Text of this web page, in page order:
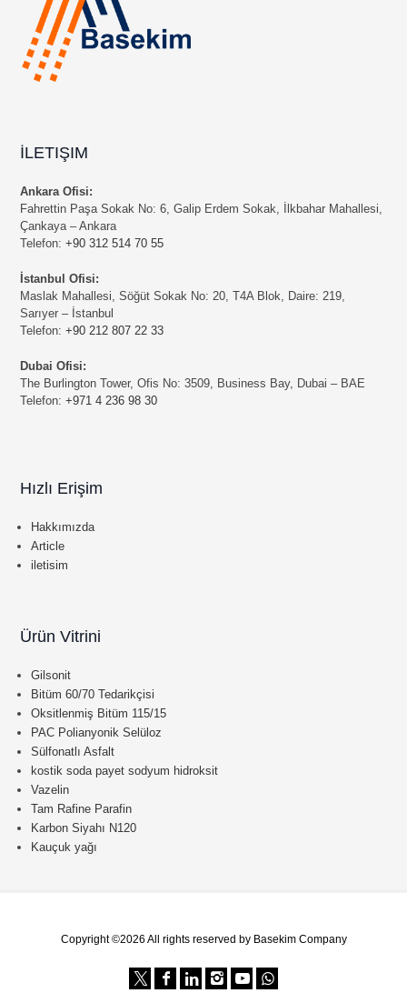
İLETIŞIM
Ankara Ofisi:
Fahrettin Paşa Sokak No: 6, Galip Erdem Sokak, İlkbahar Mahallesi,
Çankaya – Ankara
Telefon:+90 312 514 70 55
İstanbul Ofisi:
Maslak Mahallesi, Söğüt Sokak No: 20, T4A Blok, Daire: 219,
Sarıyer – İstanbul
Telefon:+90 212 807 22 33
Dubai Ofisi:
The Burlington Tower, Ofis No: 3509, Business Bay, Dubai – BAE
Telefon:+971 4 236 98 30
Hızlı Erişim
Hakkımızda
Article
iletisim
Ürün Vitrini
Gilsonit
Bitüm 60/70 Tedarikçisi
Oksitlenmiş Bitüm 115/15
PAC Polianyonik Selüloz
Sülfonatlı Asfalt
kostik soda payet sodyum hidroksit
Vazelin
Tam Rafine Parafin
Karbon Siyahı N120
Kauçuk yağı
Copyright ©2026 All rights reserved by Basekim Company